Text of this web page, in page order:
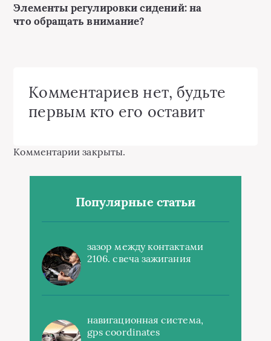
Элементы регулировки сидений: на
что обращать внимание?
Комментариев нет, будьте
первым кто его оставит
Комментарии закрыты.
Популярные статьи
зазор между контактами
2106. свеча зажигания
навигационная система,
gps coordinates